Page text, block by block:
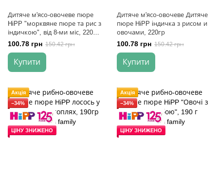
Дитяче м'ясо-овочеве пюре
HiPP "морквяне пюре та рис з
індичкою", від 8-ми міс, 220
гр
100.78 грн 150.42 грн
Купити
Дитяче м'ясо-овочеве Дитяче
пюре HiPP iндичка з рисом и
овочами, 220гр
100.78 грн 150.42 грн
Купити
Акція
−34%
ЦІНУ ЗНИЖЕНО
Акція
−34%
ЦІНУ ЗНИЖЕНО